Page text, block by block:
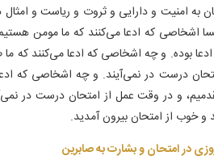
به امنیت و دارایی و ثروت و ریاست و
اشخاصی که ادعا می‌کنند که ما مومن
بوده. و چه اشخاصی که ادعا می‌کنند که
درست در نمی‌آیند. و چه اشخاصی که
و در وقت عمل از امتحان درست در
و خوب از امتحان بیرون آمدید.
در امتحان و بشارت به صابرین‌